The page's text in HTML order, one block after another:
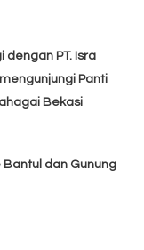
dengan PT. Isra
Panti
Bekasi
Bantul dan Gunung